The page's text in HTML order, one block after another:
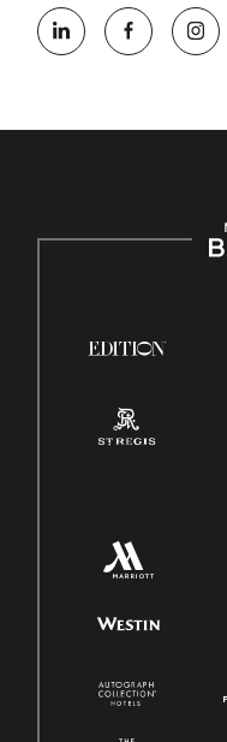
oportunidades que se
de trabajo diversa y a
Derecho a
Conozca sus
Ley de licencia